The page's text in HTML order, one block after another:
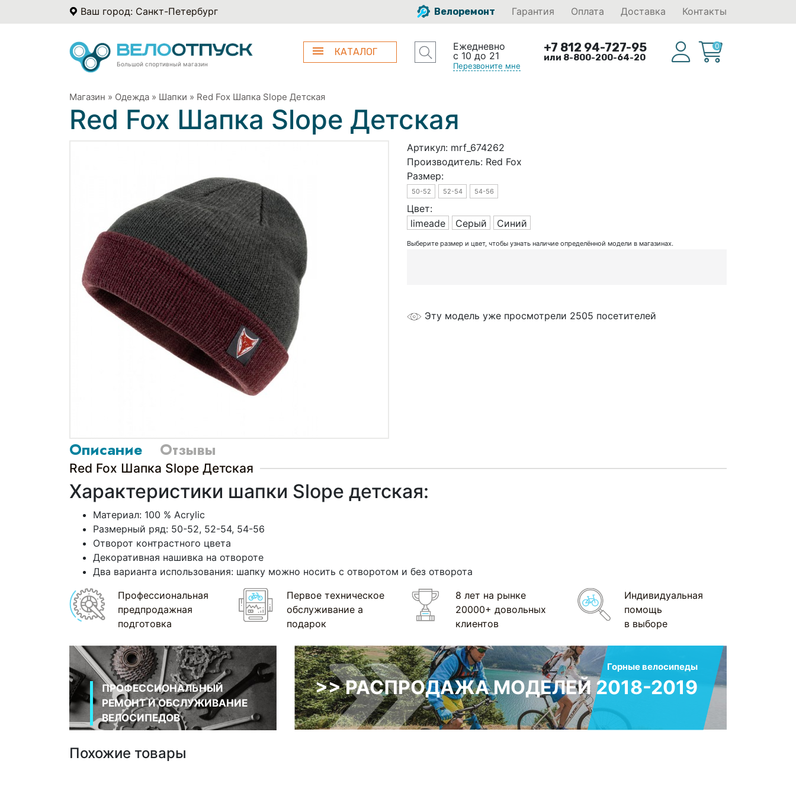
Ваш город: Санкт-Петербург Велоремонт Гарантия Оплата Доставка Контакты
Большой спортивный магазин
КАТАЛОГ
Ежедневно
с 10 до 21
Перезвоните мне
+7 812 94-727-95
или 8-800-200-64-20
0
Магазин » Одежда » Шапки » Red Fox Шапка Slope Детская
Red Fox Шапка Slope Детская
Артикул: mrf_674262
Производитель: Red Fox
Размер:
50-52 52-54 54-56
Цвет:
limeade
Серый Синий
Выберите размер и цвет, чтобы узнать наличие определённой модели в магазинах.
Эту модель уже просмотрели 2505 посетителей
Описание Отзывы
Red Fox Шапка Slope Детская
Характеристики шапки Slope детская:
Материал: 100 % Acrylic
Размерный ряд: 50-52, 52-54, 54-56
Отворот контрастного цвета
Декоративная нашивка на отвороте
Два варианта использования: шапку можно носить с отворотом и без отворота
Профессиональная
предпродажная
подготовка
Первое техническое
обслуживание а
подарок
8 лет на рынке
20000+ довольных
клиентов
Индивидуальная
помощь
в выборе
ПРОФЕССИОНАЛЬНЫЙ
РЕМОНТ И ОБСЛУЖИВАНИЕ
ВЕЛОСИПЕДОВ
Горные велосипеды
>> РАСПРОДАЖА МОДЕЛЕЙ 2018-2019
Похожие товары